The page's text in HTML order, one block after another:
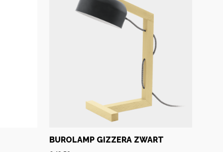
BUROLAMP GIZZERA ZWART